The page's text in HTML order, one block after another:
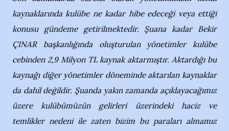
kaynaklarında kulübe ne kadar hibe edeceği veya ettiği
konusu gündeme getirilmektedir. Şuana kadar Bekir
ÇINAR başkanlığında oluşturulan yönetimler kulübe
cebinden 2,9 Milyon TL kaynak aktarmıştır. Aktardığı bu
kaynağı diğer yönetimler döneminde aktarılan kaynaklar
da dahil değildir. Şuanda yakın zamanda açıklayacağımız
üzere kulübümüzün gelirleri üzerindeki haciz ve
temlikler nedeni ile zaten bizim bu paraları almamız